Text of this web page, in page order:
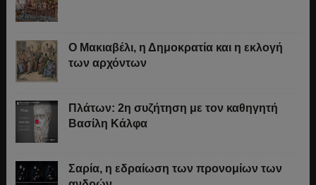
Ο Μακιαβέλι, η Δημοκρατία και η εκλογή
των αρχόντων
Πλάτων: 2η συζήτηση με τον καθηγητή
Βασίλη Κάλφα
Σαρία, η εδραίωση των προνομίων των